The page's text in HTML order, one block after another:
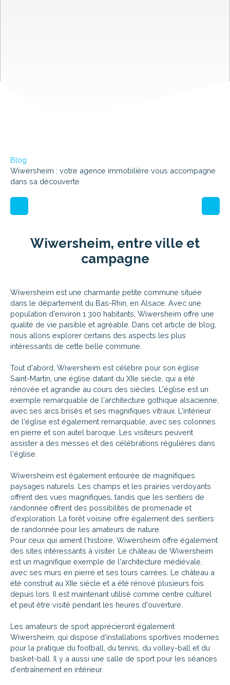
Blog
Wiwersheim : votre agence immobilière vous accompagne
dans sa découverte
Wiwersheim, entre ville et
campagne
Wiwersheim est une charmante petite commune située
dans le département du Bas-Rhin, en Alsace. Avec une
population d'environ 1 300 habitants, Wiwersheim offre une
qualité de vie paisible et agréable. Dans cet article de blog,
nous allons explorer certains des aspects les plus
intéressants de cette belle commune.
Tout d'abord, Wiwersheim est célèbre pour son église
Saint-Martin, une église datant du XIIe siècle, qui a été
rénovée et agrandie au cours des siècles. L'église est un
exemple remarquable de l'architecture gothique alsacienne,
avec ses arcs brisés et ses magnifiques vitraux. L'intérieur
de l'église est également remarquable, avec ses colonnes
en pierre et son autel baroque. Les visiteurs peuvent
assister à des messes et des célébrations régulières dans
l'église.
Wiwersheim est également entourée de magnifiques
paysages naturels. Les champs et les prairies verdoyants
offrent des vues magnifiques, tandis que les sentiers de
randonnée offrent des possibilités de promenade et
d'exploration. La forêt voisine offre également des sentiers
de randonnée pour les amateurs de nature.
Pour ceux qui aiment l'histoire, Wiwersheim offre également
des sites intéressants à visiter. Le château de Wiwersheim
est un magnifique exemple de l'architecture médiévale,
avec ses murs en pierre et ses tours carrées. Le château a
été construit au XIIe siècle et a été rénové plusieurs fois
depuis lors. Il est maintenant utilisé comme centre culturel
et peut être visité pendant les heures d'ouverture.
Les amateurs de sport apprécieront également
Wiwersheim, qui dispose d'installations sportives modernes
pour la pratique du football, du tennis, du volley-ball et du
basket-ball. Il y a aussi une salle de sport pour les séances
d'entraînement en intérieur.